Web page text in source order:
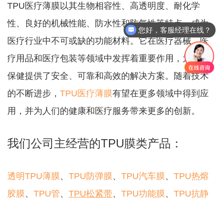
TPU医疗薄膜以其生物相容性、高透明度、耐化学
性、良好的机械性能、防水性和防气性等特点，成为
医疗行业中不可或缺的功能材料。它在医疗器械、医
疗用品和医疗包装等领域中发挥着重要作用，为医疗
保健提供了安全、可靠和高效的解决方案。随着技术
的不断进步， TPU医疗薄膜有望在更多领域中得到应
用，并为人们的健康和医疗服务带来更多的创新。
我们公司主经营的TPU膜类产品：
透明TPU薄膜、 TPU防弹膜、 TPU汽车膜、 TPU热熔
胶膜、 TPU管、 TPU松紧带、 TPU功能膜、 TPU抗静
您好，客服经理在线？